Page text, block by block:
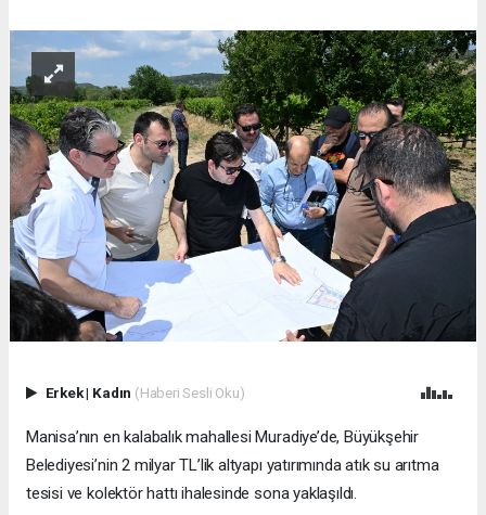
Erkek| Kadın (Haberi Sesli Oku)
Manisa’nın en kalabalık mahallesi Muradiye’de, Büyükşehir
Belediyesi’nin 2 milyar TL’lik altyapı yatırımında atık su arıtma
tesisi ve kolektör hattı ihalesinde sona yaklaşıldı.